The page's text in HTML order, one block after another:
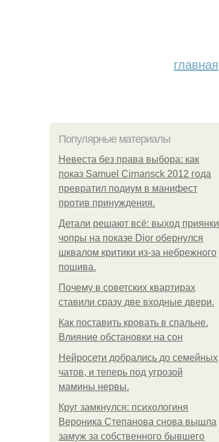
главная
Популярные материалы
Невеста без права выбора: как
показ Samuel Cirnansck 2012 года
превратил подиум в манифест
против принуждения.
Детали решают всё: выход приянки
чопры на показе Dior обернулся
шквалом критики из-за небрежного
пошива.
Почему в советских квартирах
ставили сразу две входные двери.
Как поставить кровать в спальне.
Влияние обстановки на сон
Нейросети добрались до семейных
чатов, и теперь под угрозой
мамины нервы.
Круг замкнулся: психологиня
Вероника Степанова снова вышла
замуж за собственного бывшего